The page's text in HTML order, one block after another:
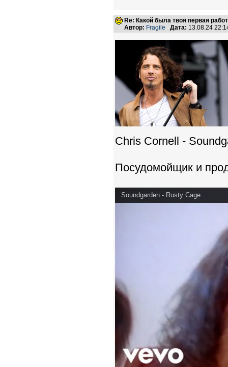
Re: Какой была твоя первая
Автор: Fragile Дата: 13.08.24
Chris Cornell -
Посудомойщик и
Soundgarden - Rusty Cage